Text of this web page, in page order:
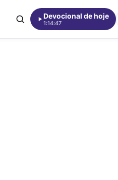
Devocional de hoje
1:14:47